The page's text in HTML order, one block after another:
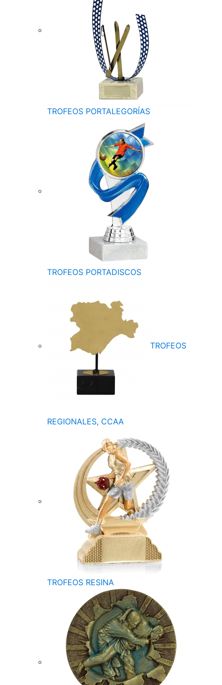
TROFEOS PORTALEGORÍAS
TROFEOS PORTADISCOS
TROFEOS
REGIONALES, CCAA
TROFEOS RESINA